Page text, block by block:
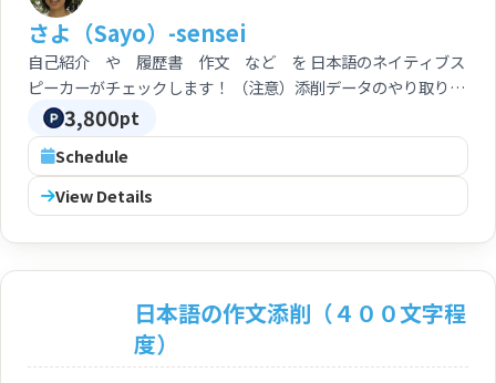
自己紹介 や 履歴書 作文 など を 日本語のネイティブス
ピーカーがチェックします！ （注意）添削データのやり取りは
一回限り
さよ（Sayo）-sensei
3,800pt
Schedule
View Details
日本語の作文添削（４００文字程
度）